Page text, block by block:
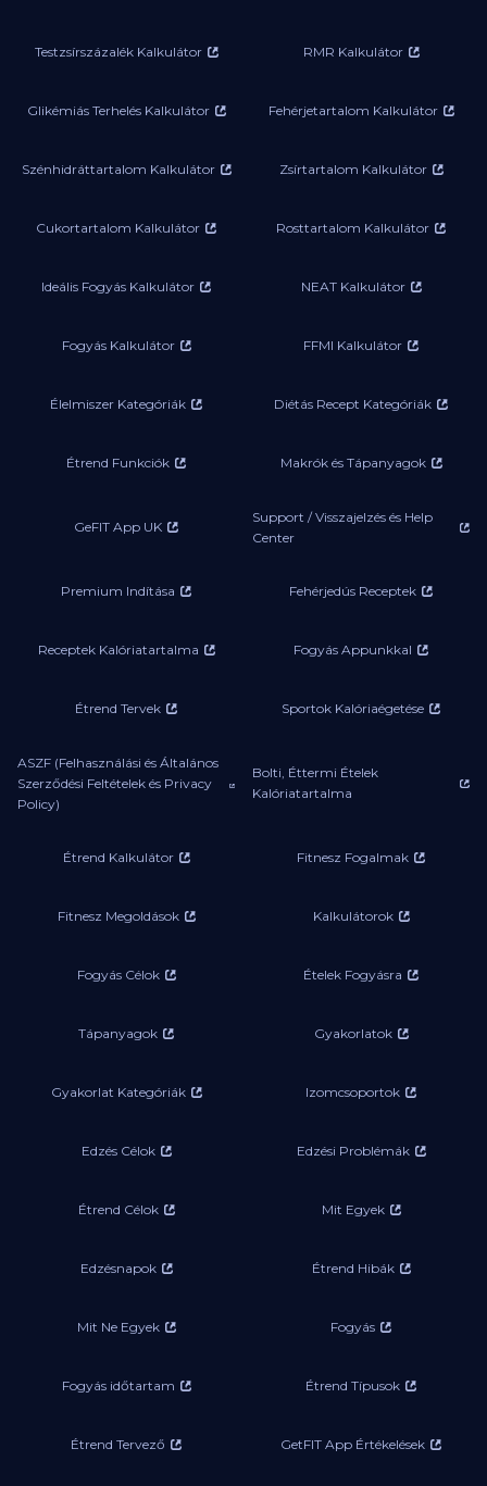
Testzsírszázalék Kalkulátor RMR Kalkulátor
Glikémiás Terhelés Kalkulátor Fehérjetartalom Kalkulátor
Szénhidráttartalom Kalkulátor Zsírtartalom Kalkulátor
Cukortartalom Kalkulátor Rosttartalom Kalkulátor
Ideális Fogyás Kalkulátor NEAT Kalkulátor
Fogyás Kalkulátor FFMI Kalkulátor
Élelmiszer Kategóriák Diétás Recept Kategóriák
Étrend Funkciók Makrók és Tápanyagok
GeFIT App UK
Support / Visszajelzés és Help
Center
Premium Indítása Fehérjedús Receptek
Receptek Kalóriatartalma Fogyás Appunkkal
Étrend Tervek Sportok Kalóriaégetése
ASZF (Felhasználási és Általános
Szerződési Feltételek és Privacy
Policy)
Bolti, Éttermi Ételek
Kalóriatartalma
Étrend Kalkulátor Fitnesz Fogalmak
Fitnesz Megoldások Kalkulátorok
Fogyás Célok Ételek Fogyásra
Tápanyagok Gyakorlatok
Gyakorlat Kategóriák Izomcsoportok
Edzés Célok Edzési Problémák
Étrend Célok Mit Egyek
Edzésnapok Étrend Hibák
Mit Ne Egyek Fogyás
Fogyás időtartam Étrend Típusok
Étrend Tervező GetFIT App Értékelések